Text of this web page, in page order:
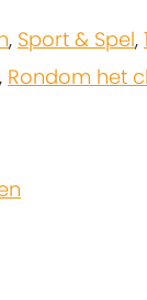
, Sport & Spel,
, Rondom het